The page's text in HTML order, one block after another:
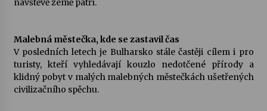
návštěvě země patří.
Malebná městečka, kde se zastavil čas
V posledních letech je Bulharsko stále častěji cílem i pro
turisty, kteří vyhledávají kouzlo nedotčené přírody a
klidný pobyt v malých malebných městečkách ušetřených
civilizačního spěchu.